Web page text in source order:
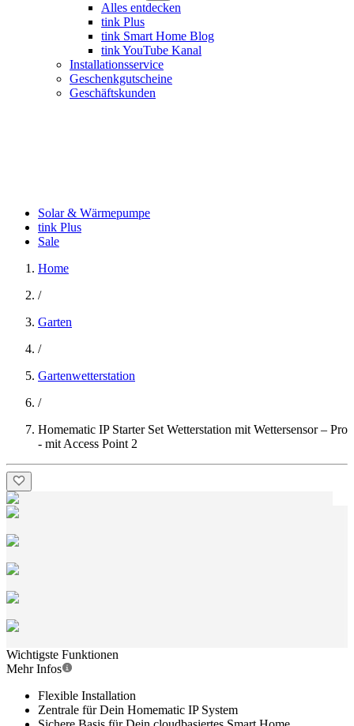
Alles entdecken
tink Plus
tink Smart Home Blog
tink YouTube Kanal
Installationsservice
Geschenkgutscheine
Geschäftskunden
Solar & Wärmepumpe
tink Plus
Sale
Home
/
Garten
/
Gartenwetterstation
/
Homematic IP Starter Set Wetterstation mit Wettersensor – Pro
- mit Access Point 2
Wichtigste Funktionen
Mehr Infos
Flexible Installation
Zentrale für Dein Homematic IP System